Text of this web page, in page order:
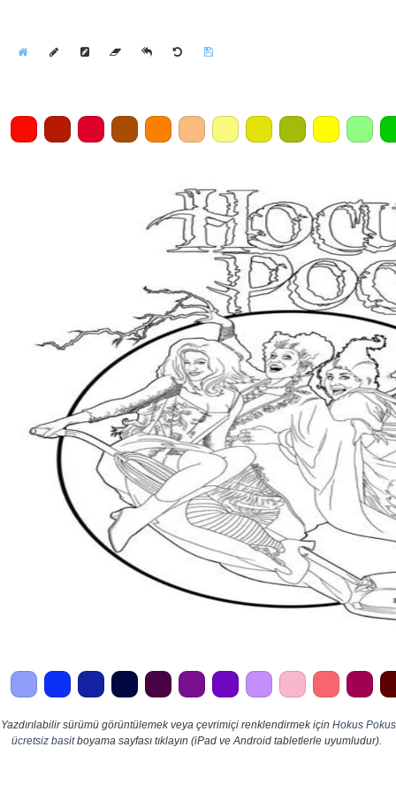
Yazdırılabilir sürümü görüntülemek veya çevrimiçi renklendirmek için Hokus Pokus
ücretsiz basitboyama sayfası tıklayın (iPad ve Android tabletlerle uyumludur).